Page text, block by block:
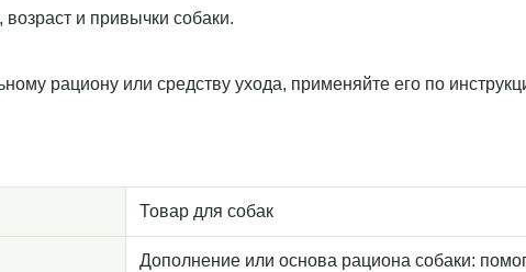
и привычки собаки.
рациону или средству ухода, применяйте его по
Товар для собак
Дополнение или основа рациона собаки: